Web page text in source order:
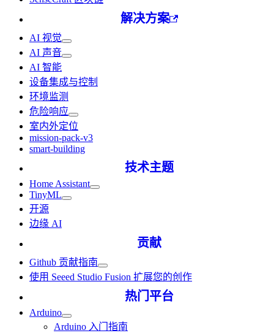
解决方案
AI 视觉
AI 声音
AI 智能
设备集成与控制
环境监测
危险响应
室内外定位
mission-pack-v3
smart-building
技术主题
Home Assistant
TinyML
开源
边缘 AI
贡献
Github 贡献指南
使用 Seeed Studio Fusion 扩展您的创作
热门平台
Arduino
Arduino 入门指南